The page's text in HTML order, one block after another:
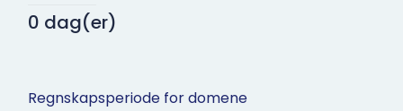
0 dag(er)
Regnskapsperiode for domene